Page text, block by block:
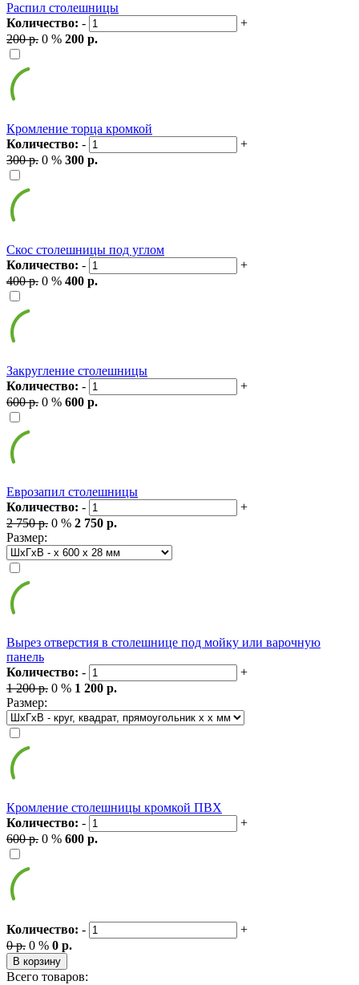
Распил столешницы
Количество: -
+
200 р. 0 % 200 р.
Кромление торца кромкой
Количество: -
+
300 р. 0 % 300 р.
Скос столешницы под углом
Количество: -
+
400 р. 0 % 400 р.
Закругление столешницы
Количество: -
+
600 р. 0 % 600 р.
Еврозапил столешницы
Количество: -
+
2 750 р. 0 % 2 750 р.
Размер:
Вырез отверстия в столешнице под мойку или варочную
панель
Количество: -
+
1 200 р. 0 % 1 200 р.
Размер:
Кромление столешницы кромкой ПВХ
Количество: -
+
600 р. 0 % 600 р.
Количество: -
+
0 р. 0 % 0 р.
В корзину
Всего товаров: